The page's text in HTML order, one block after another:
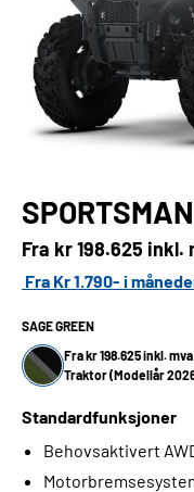
Fra kr198.625 inkl.
Fra Kr 1.790- i
SAGE GREEN
Fra kr 198.625 inkl. mva
Traktor (Modellår
Standardfunksjoner
Behovsaktivert